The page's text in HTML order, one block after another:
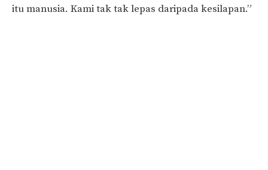
itu manusia. Kami tak tak lepas daripada kesilapan.”